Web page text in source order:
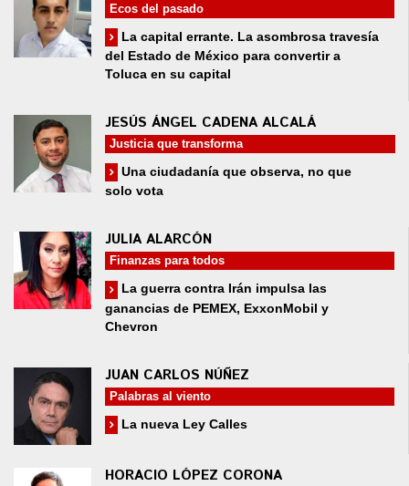
Ecos del pasado
La capital errante. La asombrosa travesía
del Estado de México para convertir a
Toluca en su capital
JESÚS ÁNGEL CADENA ALCALÁ
Justicia que transforma
Una ciudadanía que observa, no que
solo vota
JULIA ALARCÓN
Finanzas para todos
La guerra contra Irán impulsa las
ganancias de PEMEX, ExxonMobil y
Chevron
JUAN CARLOS NÚÑEZ
Palabras al viento
La nueva Ley Calles
HORACIO LÓPEZ CORONA